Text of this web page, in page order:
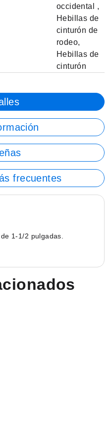
occidental ,
Hebillas de
cinturón de
rodeo,
Hebillas de
cinturón
frecuentes
1-1/2 pulgadas.